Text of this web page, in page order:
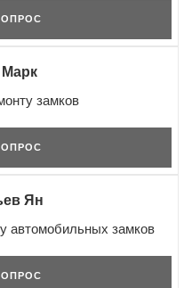
Марк
замков
Ян
автомобильных замков